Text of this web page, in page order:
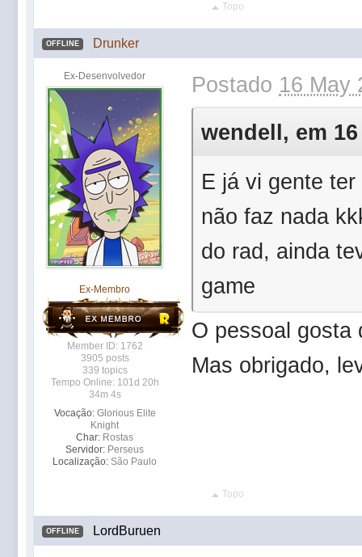
Topo
OFFLINE Drunker
Ex-Desenvolvedor
Ex-Membro
Member ID: 1762
3905 posts
339 topics
Tempo Online: 101d 20h
34m 4s
Vocação: Glorious Elite
Knight
Char: Rostas
Servidor: Perseus
Localização: São Paulo
Postado 16 May
wendell, em
E já vi gente
não faz nada
do rad, ainda
game
O pessoal gosta
Mas obrigado,
Topo
OFFLINE LordBuruen